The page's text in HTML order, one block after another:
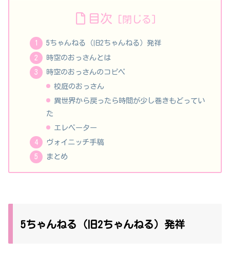
目次
5ちゃんねる（旧2ちゃんねる）発祥
時空のおっさんとは
時空のおっさんのコピペ
校庭のおっさん
異世界から戻ったら時間が少し巻きもどってい
た
エレベーター
ヴォイニッチ手稿
まとめ
5ちゃんねる（旧2ちゃんねる）発祥